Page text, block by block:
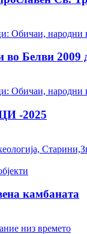
Обичаи, народни
во Белви 2009
Обичаи, народни
-2025
камбаната
низ времето